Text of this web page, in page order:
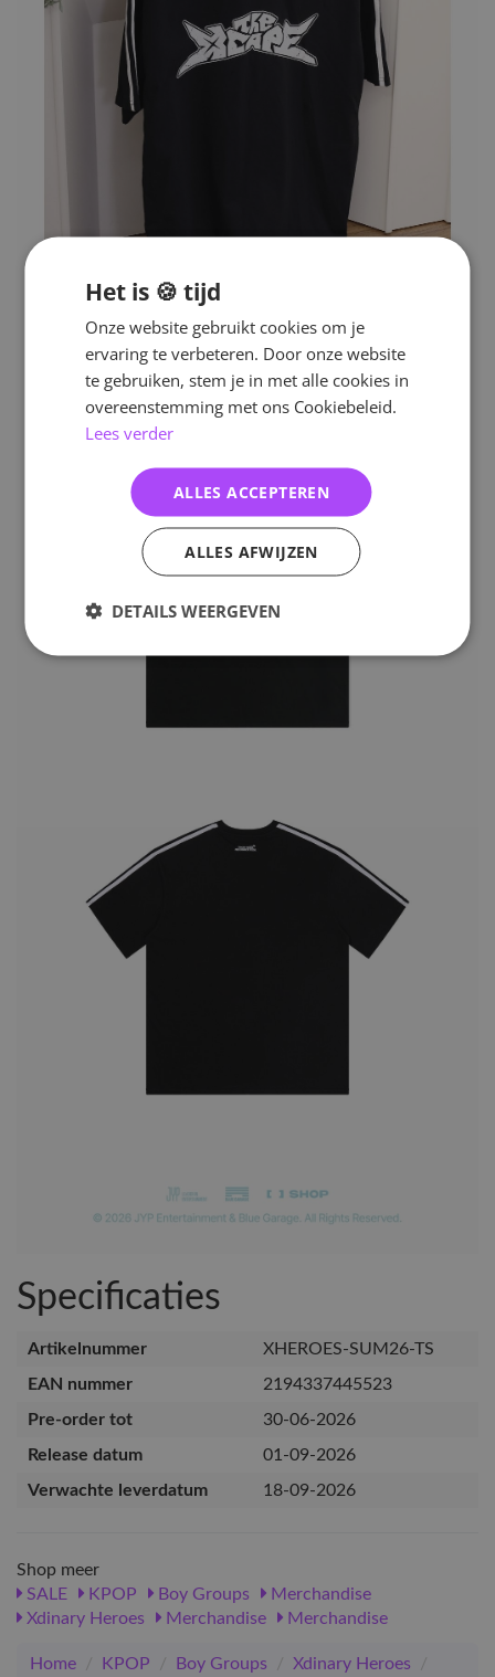
Specificaties
Artikelnummer
XHEROES-SUM26-TS
EAN nummer
2194337445523
Pre-order tot
30-06-2026
Release datum
01-09-2026
Verwachte leverdatum
18-09-2026
Shop meer
SALE
KPOP Boy Groups
Merchandise
Xdinary Heroes
Merchandise Merchandise
Home / KPOP / Boy Groups / Xdinary Heroes
/
Het is 🍪 tijd
Onze website gebruikt cookies om je
ervaring te verbeteren. Door onze website
te gebruiken, stem je in met alle cookies in
overeenstemming met ons Cookiebeleid.
Lees verder
ALLES ACCEPTEREN
ALLES AFWIJZEN
DETAILS WEERGEVEN